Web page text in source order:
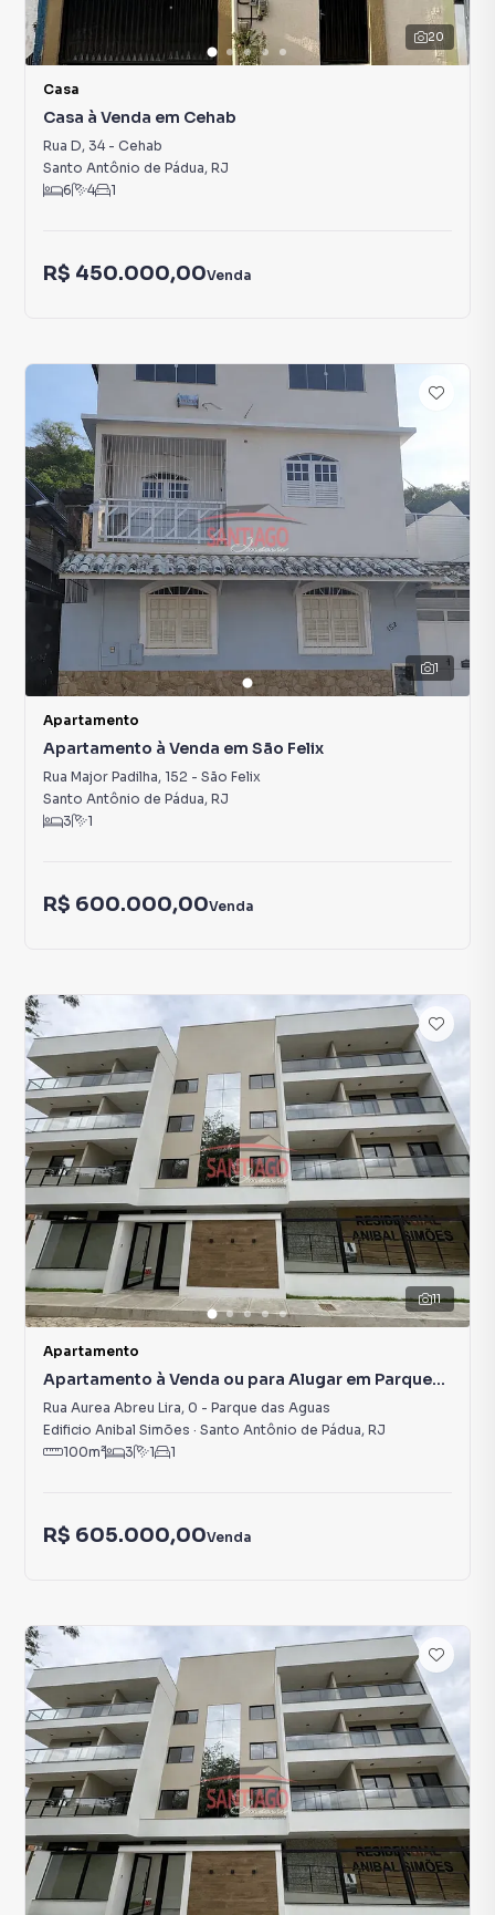
20
Casa
Casa à Venda em Cehab
Rua D, 34- Cehab
Santo Antônio de Pádua, RJ
6
4 1
R$ 450.000,00Venda
1
Apartamento
Apartamento à Venda em São Felix
Rua Major Padilha, 152 - São Felix
Santo Antônio de Pádua, RJ
3
1
R$ 600.000,00Venda
11
Apartamento
Apartamento à Venda ou para Alugar em Parque
das Aguas
Rua Aurea Abreu Lira, 0 - Parque das Aguas
Edificio Anibal Simões · Santo Antônio de Pádua, RJ
100m² 3 1 1
R$ 605.000,00Venda